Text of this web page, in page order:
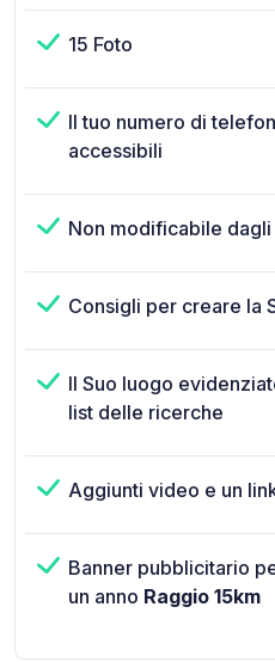
15 Foto
Il tuo numero di
accessibili
Non modificabile dagli
Consigli per creare la
Il Suo luogo
list delle ricerche
Aggiunti video e un
Banner pubblicitario
un anno Raggio 15km